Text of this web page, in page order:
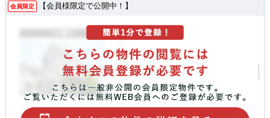
会員限定 【会員様限定で公開中！】